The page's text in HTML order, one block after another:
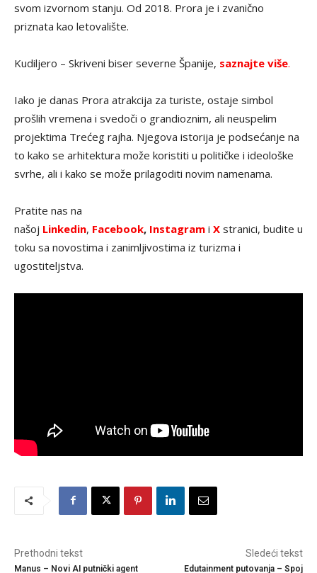
svom izvornom stanju. Od 2018. Prora je i zvanično
priznata kao letovalište.
Kudiljero – Skriveni biser severne Španije, saznajte više.
Iako je danas Prora atrakcija za turiste, ostaje simbol
prošlih vremena i svedoči o grandioznim, ali neuspelim
projektima Trećeg rajha. Njegova istorija je podsećanje na
to kako se arhitektura može koristiti u političke i ideološke
svrhe, ali i kako se može prilagoditi novim namenama.
Pratite nas na
našoj Linkedin, Facebook, Instagram i X stranici, budite u
toku sa novostima i zanimljivostima iz turizma i
ugostiteljstva.
Prethodni tekst
Manus – Novi AI putnički agent
Sledeći tekst
Edutainment putovanja – Spoj